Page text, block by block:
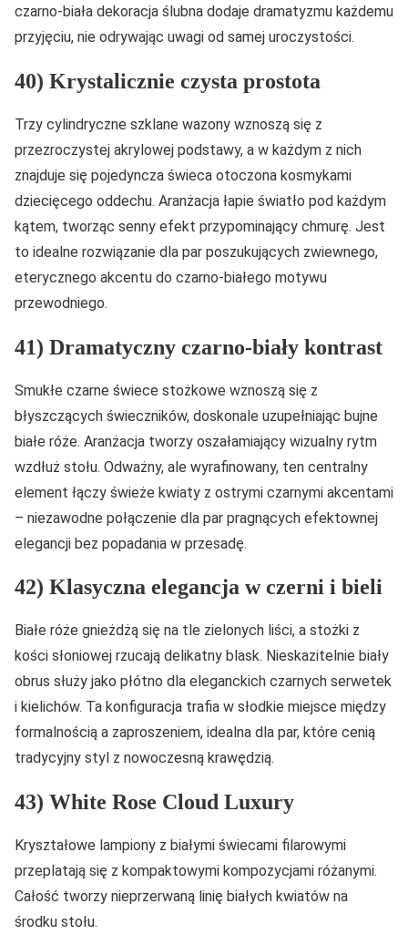
czarno-biała dekoracja ślubna dodaje dramatyzmu każdemu
przyjęciu, nie odrywając uwagi od samej uroczystości.
40) Krystalicznie czysta prostota
Trzy cylindryczne szklane wazony wznoszą się z
przezroczystej akrylowej podstawy, a w każdym z nich
znajduje się pojedyncza świeca otoczona kosmykami
dziecięcego oddechu. Aranżacja łapie światło pod każdym
kątem, tworząc senny efekt przypominający chmurę. Jest
to idealne rozwiązanie dla par poszukujących zwiewnego,
eterycznego akcentu do czarno-białego motywu
przewodniego.
41) Dramatyczny czarno-biały kontrast
Smukłe czarne świece stożkowe wznoszą się z
błyszczących świeczników, doskonale uzupełniając bujne
białe róże. Aranżacja tworzy oszałamiający wizualny rytm
wzdłuż stołu. Odważny, ale wyrafinowany, ten centralny
element łączy świeże kwiaty z ostrymi czarnymi akcentami
– niezawodne połączenie dla par pragnących efektownej
elegancji bez popadania w przesadę.
42) Klasyczna elegancja w czerni i bieli
Białe róże gnieżdżą się na tle zielonych liści, a stożki z
kości słoniowej rzucają delikatny blask. Nieskazitelnie biały
obrus służy jako płótno dla eleganckich czarnych serwetek
i kielichów. Ta konfiguracja trafia w słodkie miejsce między
formalnością a zaproszeniem, idealna dla par, które cenią
tradycyjny styl z nowoczesną krawędzią.
43) White Rose Cloud Luxury
Kryształowe lampiony z białymi świecami filarowymi
przeplatają się z kompaktowymi kompozycjami różanymi.
Całość tworzy nieprzerwaną linię białych kwiatów na
środku stołu.